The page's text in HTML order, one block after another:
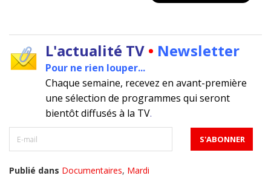
L'actualité TV • Newsletter
Pour ne rien louper...
Chaque semaine, recevez en avant-première
une sélection de programmes qui seront
bientôt diffusés à la TV.
Publié dans Documentaires, Mardi